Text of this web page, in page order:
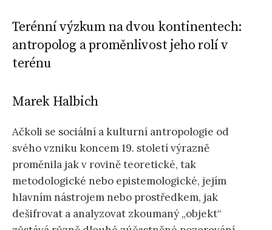
Terénní výzkum na dvou kontinentech:
antropolog a proměnlivost jeho rolí v
terénu
Marek Halbich
Ačkoli se sociální a kulturní antropologie od
svého vzniku koncem 19. století výrazně
proměnila jak v rovině teoretické, tak
metodologické nebo epistemologické, jejím
hlavním nástrojem nebo prostředkem, jak
dešifrovat a analyzovat zkoumaný „objekt“